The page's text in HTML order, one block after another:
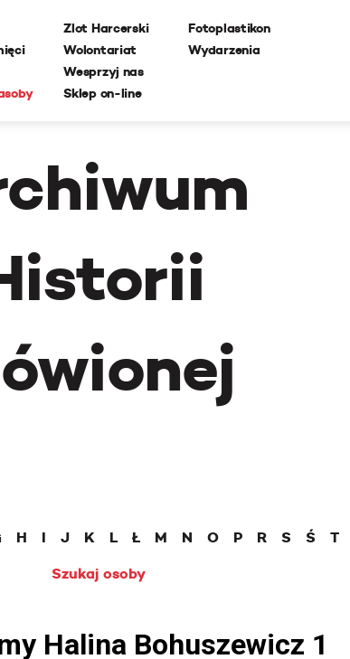
Zlot Harcerski
Wolontariat
Wesprzyj nas
Sklep on-line
Fotoplastikon
Wydarzenia
H I J K L Ł M N O P R S Ś T
Szukaj osoby